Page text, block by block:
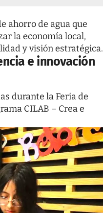
ahorro de agua que
la economía local,
y visión estratégica.
e innovación
durante la Feria de
CILAB – Crea e